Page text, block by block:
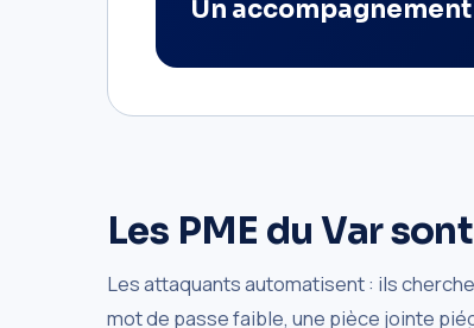
Un
Les PME du Var
Les attaquants automatisent : ils
mot de passe faible, une pièce jointe